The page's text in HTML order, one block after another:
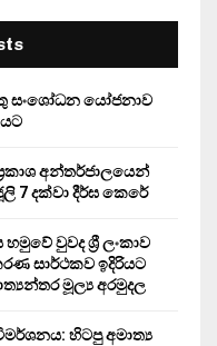
E
A
R
H
සංශෝධන යෝජනාව
අන්තර්ජාලයෙන්
7 දක්වා දීර්ඝ කෙරේ
හමුවේ වුවද ශ්‍රී ලංකාව
සාර්ථකව ඉදිරියට
මූල්‍ය අරමුදල
හිටපු අමාත්‍ය